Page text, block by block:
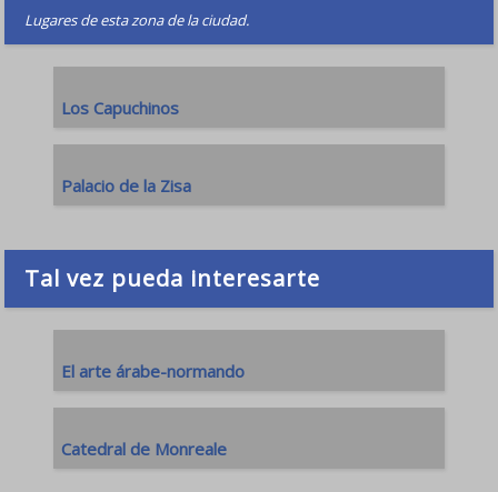
Lugares de esta zona de la ciudad.
Los Capuchinos
Palacio de la Zisa
Tal vez pueda interesarte
El arte árabe-normando
Catedral de Monreale